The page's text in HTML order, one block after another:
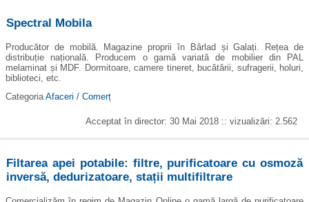
Spectral Mobila
Producător de mobilă. Magazine proprii în Bârlad și Galați. Rețea de
distribuție națională. Producem o gamă variată de mobilier din PAL
melaminat și MDF. Dormitoare, camere tineret, bucătării, sufragerii, holuri,
biblioteci, etc.
Categoria Afaceri / Comerț
Acceptat în director: 30 Mai 2018 :: vizualizări: 2.562
Filtarea apei potabile: filtre, purificatoare cu osmoză
inversă, dedurizatoare, stații multifiltrare